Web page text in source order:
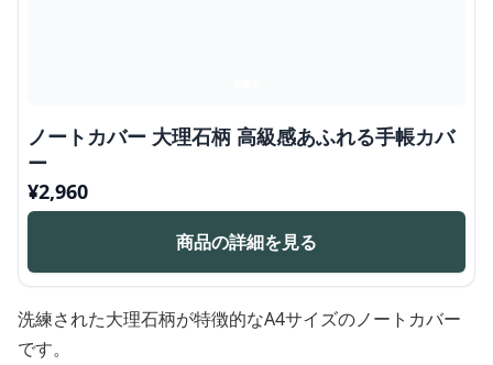
ノートカバー 大理石柄 高級感あふれる手帳カバ
ー
¥2,960
商品の詳細を見る
洗練された大理石柄が特徴的なA4サイズのノートカバー
です。